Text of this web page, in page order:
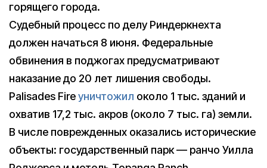
горящего города.
Судебный процесс по делу Риндеркнехта
должен начаться 8 июня. Федеральные
обвинения в поджогах предусматривают
наказание до 20 лет лишения свободы.
Palisades Fireуничтожил около 1 тыс. зданий и
охватив 17,2 тыс. акров (около 7 тыс. га) земли.
В числе поврежденных оказались исторические
объекты: государственный парк — ранчо Уилла